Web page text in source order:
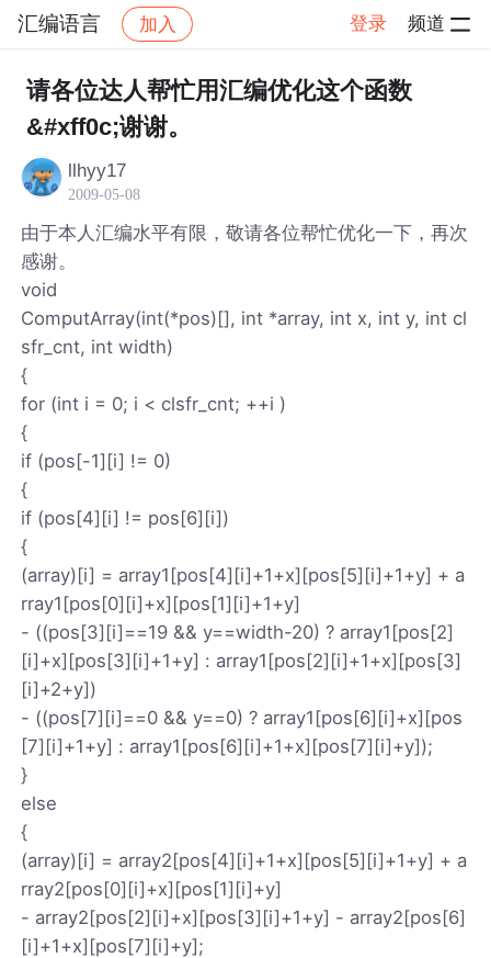
汇编语言 加入 登录 频道
社区 汇编语言 帖子详情
请各位达人帮忙用汇编优化这个函数
&#xff0c;谢谢。
llhyy17
2009-05-08
由于本人汇编水平有限，敬请各位帮忙优化一下，再次
感谢。
void
ComputArray(int(*pos)[], int *array, int x, int y, int cl
sfr_cnt, int width)
{
for (int i = 0; i < clsfr_cnt; ++i )
{
if (pos[-1][i] != 0)
{
if (pos[4][i] != pos[6][i])
{
(array)[i] = array1[pos[4][i]+1+x][pos[5][i]+1+y] + a
rray1[pos[0][i]+x][pos[1][i]+1+y]
- ((pos[3][i]==19 && y==width-20) ? array1[pos[2]
[i]+x][pos[3][i]+1+y] : array1[pos[2][i]+1+x][pos[3]
[i]+2+y])
- ((pos[7][i]==0 && y==0) ? array1[pos[6][i]+x][pos
[7][i]+1+y] : array1[pos[6][i]+1+x][pos[7][i]+y]);
}
else
{
(array)[i] = array2[pos[4][i]+1+x][pos[5][i]+1+y] + a
rray2[pos[0][i]+x][pos[1][i]+y]
- array2[pos[2][i]+x][pos[3][i]+1+y] - array2[pos[6]
[i]+1+x][pos[7][i]+y];